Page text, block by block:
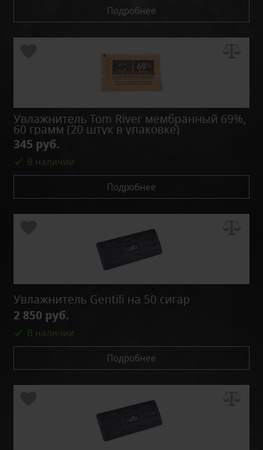
Подробнее
Увлажнитель Tom River мембранный 69%,
60 грамм (20 штук в упаковке)
345 руб.
В наличии
Подробнее
Увлажнитель Gentili на 50 сигар
2 850 руб.
В наличии
Подробнее